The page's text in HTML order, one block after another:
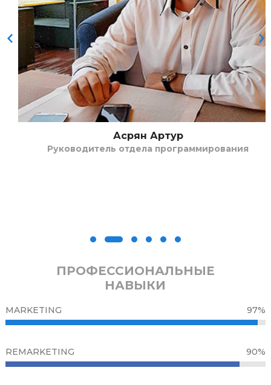
Асрян Артур
Руководитель отдела программирования
ПРОФЕССИОНАЛЬНЫЕ
НАВЫКИ
MARKETING 97%
REMARKETING 90%